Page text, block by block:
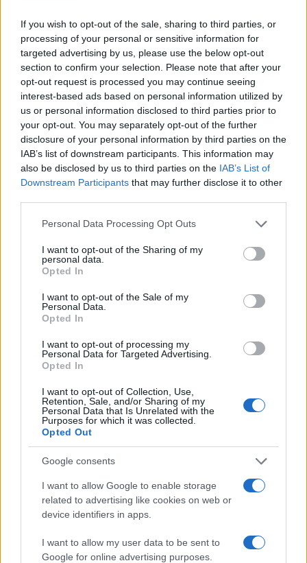
If you wish to opt-out of the sale, sharing to third parties, or
processing of your personal or sensitive information for
targeted advertising by us, please use the below opt-out
section to confirm your selection. Please note that after your
opt-out request is processed you may continue seeing
interest-based ads based on personal information utilized by
us or personal information disclosed to third parties prior to
your opt-out. You may separately opt-out of the further
disclosure of your personal information by third parties on the
IAB’s list of downstream participants. This information may
also be disclosed by us to third parties on the IAB’s List of
Downstream Participants that may further disclose it to other
Please note that this website/app uses one or more Google
not limited to your visit or usage behaviour. You may click to
grant or deny consent to Google and its third-party tags to
use your data for below specified purposes in below Google
consent section.
Personal Data Processing Opt Outs
I want to opt-out of the Sharing of my
personal data.
Opted In
I want to opt-out of the Sale of my
Personal Data.
Opted In
I want to opt-out of processing my
Personal Data for Targeted Advertising.
Opted In
I want to opt-out of Collection, Use,
Retention, Sale, and/or Sharing of my
Personal Data that Is Unrelated with the
Purposes for which it was collected.
Opted Out
Google consents
I want to allow Google to enable storage
related to advertising like cookies on web or
device identifiers in apps.
I want to allow my user data to be sent to
Google for online advertising purposes.
Σχόλια
Σχολίασε εδώ
50 /50
Υποβολή σχολίου
Όροι Χρήσης . Το site προστατεύεται από reCAPTCHA, ισχύουν
Lifestyle
ΝΙΚΟΣ ΚΟΚΛΩΝΗΣ
Share:
Ακολουθήστε το Νewsit.gr στο
ενημερωθείτε πρώτοι για όλη την ειδησεογραφία και τα
τελευταία νέα
της ημέρας
μηνύματα